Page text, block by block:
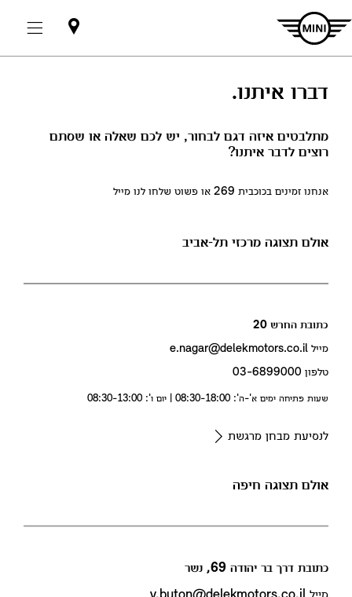
אולמות
תצוגה
דברו איתנו.
מתלבטים איזה דגם לבחור, יש לכם שאלה או שסתם
רוצים לדבר איתנו?
אנחנו זמינים בכוכבית 269 או פשוט שלחו לנו מייל
אולם תצוגה מרכזי תל-אביב
כתובת החרש 20
מייל e.nagar@delekmotors.co.il
טלפון 03-6899000
שעות פתיחה ימים א'-ה': 08:30-18:00 | יום ו': 08:30-13:00
לנסיעת מבחן מרגשת
אולם תצוגה חיפה
כתובת דרך בר יהודה 69, נשר